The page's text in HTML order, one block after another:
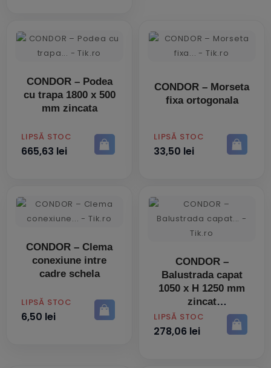
CONDOR – Podea
cu trapa 1800 x 500
mm zincata
PRET
LIPSĂ STOC
665,63 lei
CONDOR – Morseta
fixa ortogonala
PRET
LIPSĂ STOC
33,50 lei
CONDOR – Clema
conexiune intre
cadre schela
PRET
LIPSĂ STOC
6,50 lei
CONDOR –
Balustrada capat
1050 x H 1250 mm
zincat
PRET
LIPSĂ STOC
278,06 lei